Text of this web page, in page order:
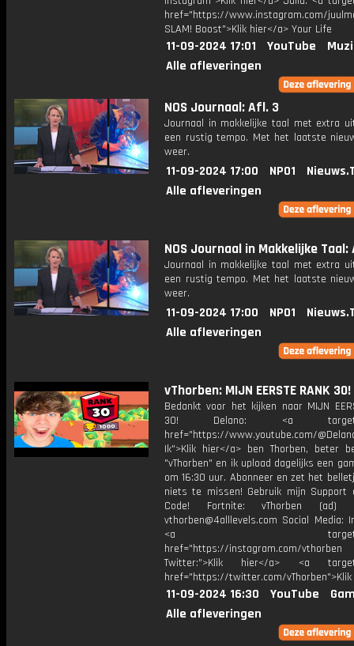
href="https://www.instagram.com/
SLAM! Boost">Klik hier</a> Your Life
11-09-2024 17:01 YouTube
Alle afleveringen
NOS Journaal: Afl. 3
Journaal in makkelijke taal met extra
een rustig tempo. Met het laatste
weer.
11-09-2024 17:00 NPO1
Alle afleveringen
NOS Journaal in Makkelijke Taal:
Journaal in makkelijke taal met extra
een rustig tempo. Met het laatste
weer.
11-09-2024 17:00 NPO1
Alle afleveringen
vThorben: MIJN EERSTE RANK 30!
Bedankt voor het kijken naar MIJN
30! Delano: <a
href="https://www.youtube.com/
Ik">Klik hier</a> ben Thorben, beter
"vThorben" en ik upload dagelijks een
om 16:30 uur. Abonneer en zet het
niets te missen! Gebruik mijn Support
Code! Fortnite: vThorben (ad)
vthorben@4alllevels.com Social Media:
<a
href="https://instagram.com/vthorben
Twitter:">Klik hier</a> <a
href="https://twitter.com/
11-09-2024 16:30 YouTube
Alle afleveringen